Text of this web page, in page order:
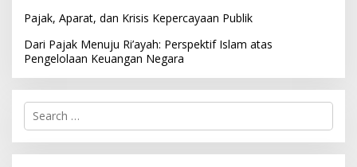
Pajak, Aparat, dan Krisis Kepercayaan Publik
Dari Pajak Menuju Ri’ayah: Perspektif Islam atas
Pengelolaan Keuangan Negara
S
r